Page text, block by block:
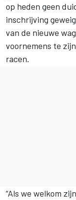
op heden geen
inschrijving
van de nieuwe
voornemens te
racen.
“Als we welkom